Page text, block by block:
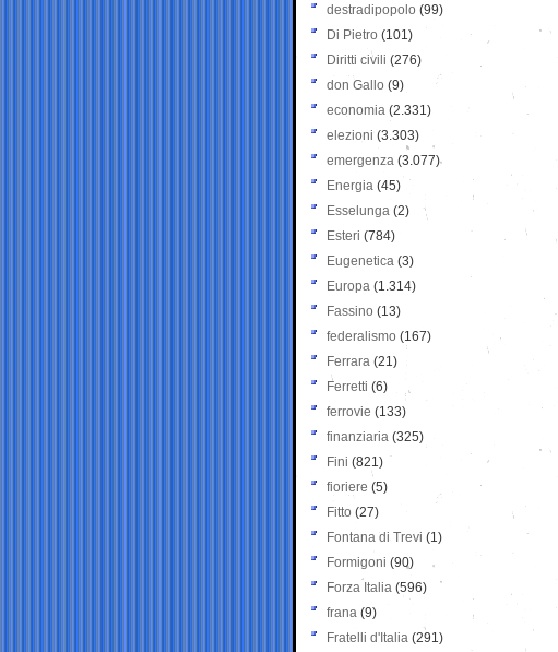
destradipopolo (99)
Di Pietro (101)
Diritti civili (276)
don Gallo (9)
economia (2.331)
elezioni (3.303)
emergenza (3.077)
Energia (45)
Esselunga (2)
Esteri (784)
Eugenetica (3)
Europa (1.314)
Fassino (13)
federalismo (167)
Ferrara (21)
Ferretti (6)
ferrovie (133)
finanziaria (325)
Fini (821)
fioriere (5)
Fitto (27)
Fontana di Trevi (1)
Formigoni (90)
Forza Italia (596)
frana (9)
Fratelli d'Italia (291)